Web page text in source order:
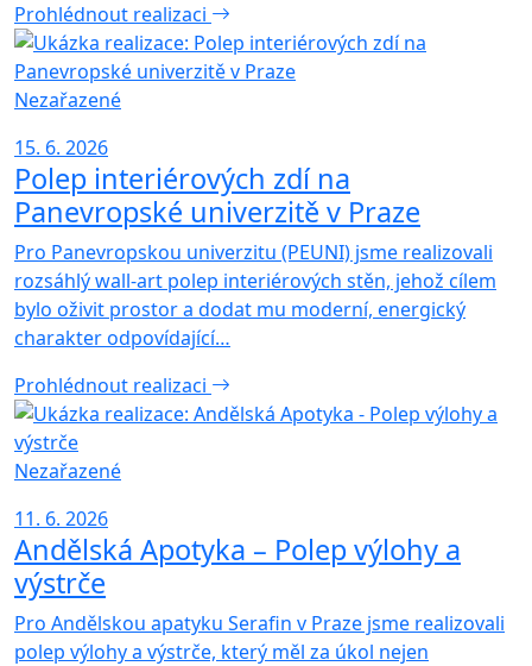
Prohlédnout realizaci
Nezařazené
15. 6. 2026
Polep interiérových zdí na
Panevropské univerzitě v Praze
Pro Panevropskou univerzitu (PEUNI) jsme realizovali
rozsáhlý wall-art polep interiérových stěn, jehož cílem
bylo oživit prostor a dodat mu moderní, energický
charakter odpovídající…
Prohlédnout realizaci
Nezařazené
11. 6. 2026
Andělská Apotyka – Polep výlohy a
výstrče
Pro Andělskou apatyku Serafin v Praze jsme realizovali
polep výlohy a výstrče, který měl za úkol nejen